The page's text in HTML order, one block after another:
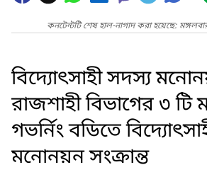
কনটেন্টটি শেষ হাল-নাগাদ করা হয়েছে:
বিদ্যোৎসাহী সদস্য
রাজশাহী বিভাগের ৩ টি
গভর্নিং বডিতে
মনোনয়ন সংক্রান্ত